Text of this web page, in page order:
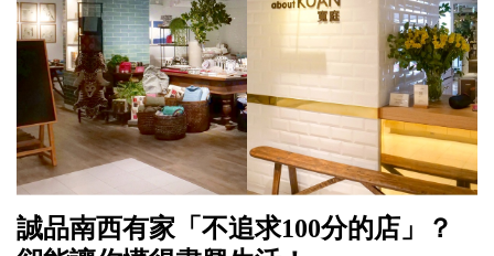
誠品南西有家「不追求100分的店」？